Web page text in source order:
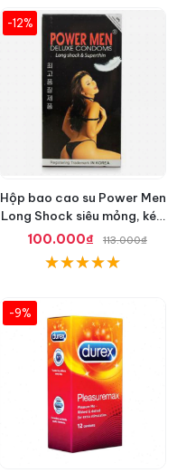
-12%
Hộp bao cao su Power Men
Long Shock siêu mỏng, kéo
dài quan hệ thoải mái
100.000₫ 113.000₫
-9%